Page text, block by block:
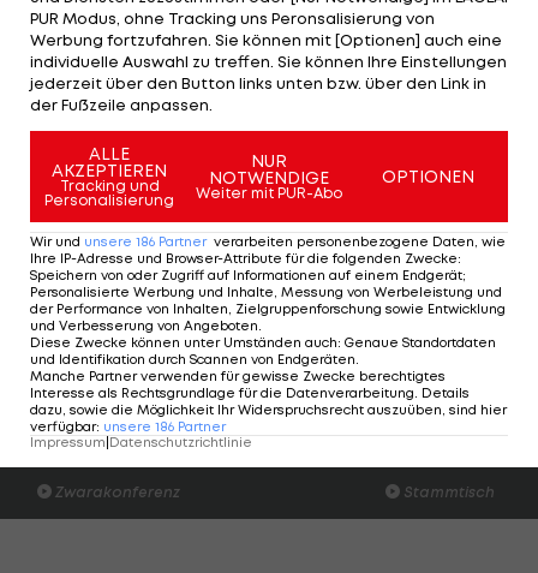
bedauert die Spielverlegung zutiefst: "Unsere
Spieler waren auf das Spiel vorbereitet, genauso
wie der Mannschaftsstab und jeder im Goodison
Park. Der Spieltag ist das wichtigste Datum in
unserem Kalender. Und dieser war ein großer."
Hasenhüttl
nach Covid-
Fall in
Umfeld in
Quarantäne
Der legendäre Durchmarsch des FC
Zwarakonferenz
Am Stammtisch
Stammtisch
PUR Modus, ohne Tracking uns Peronsalisierung von
Werbung fortzufahren. Sie können mit [Optionen] auch eine
individuelle Auswahl zu treffen. Sie können Ihre Einstellungen
jederzeit über den Button links unten bzw. über den Link in
der Fußzeile anpassen.
ALLE
AKZEPTIEREN
Tracking und
Personalisierung
NUR
NOTWENDIGE
Weiter mit PUR-Abo
OPTIONEN
Wir und unsere 186 Partner verarbeiten personenbezogene Daten, wie
Ihre IP-Adresse und Browser-Attribute für die folgenden Zwecke:
Speichern von oder Zugriff auf Informationen auf einem Endgerät;
Personalisierte Werbung und Inhalte, Messung von Werbeleistung und
der Performance von Inhalten, Zielgruppenforschung sowie Entwicklung
und Verbesserung von Angeboten
Diese Zwecke können unter Umständen auch: Genaue Standortdaten
und Identifikation durch Scannen von Endgeräten
Manche Partner verwenden für gewisse Zwecke berechtigtes
Interesse als Rechtsgrundlage für die Datenverarbeitung. Details
dazu, sowie die Möglichkeit Ihr Widerspruchsrecht auszuüben, sind hier
verfügbar: unsere 186 Partner
Impressum|Datenschutzrichtlinie